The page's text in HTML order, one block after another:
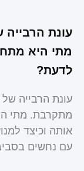
עונת
מתי היא
לדעת?
עונת הרבייה
מתקרבת. מתי
אותה וכיצד
עם נחשים